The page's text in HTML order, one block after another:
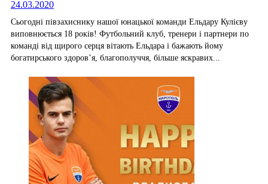
24.03.2020
Сьогодні півзахиснику нашої юнацької команди Ельдару Кулієву
виповнюється 18 років! Футбольний клуб, тренери і партнери по
команді від щирого серця вітають Ельдара і бажають йому
богатирського здоров’я, благополуччя, більше яскравих...